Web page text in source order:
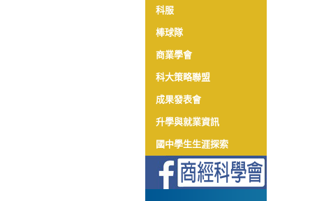
科服
棒球隊
商業學會
科大策略聯盟
成果發表會
升學與就業資訊
國中學生生涯探索